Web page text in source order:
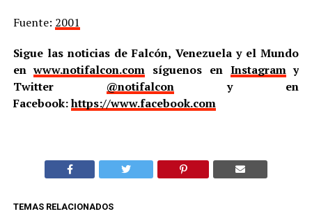
Fuente: 2001
Sigue las noticias de Falcón, Venezuela y el Mundo
enwww.notifalcon.com síguenos en Instagramy
Twitter @notifalcony en
Facebook:https://www.facebook.com
TEMAS RELACIONADOS